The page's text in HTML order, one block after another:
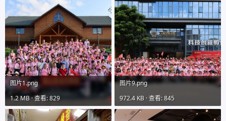
图片1.png
1.2 MB · 查看: 829
图片9.png
972.4 KB · 查看: 845